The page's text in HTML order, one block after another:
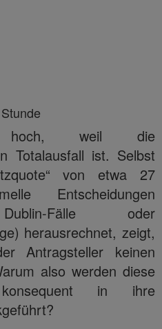
hoch, weil die
Totalausfall ist. Selbst
von etwa 27
Entscheidungen
Fälle oder
herausrechnet, zeigt,
Antragsteller keinen
also werden diese
in ihre